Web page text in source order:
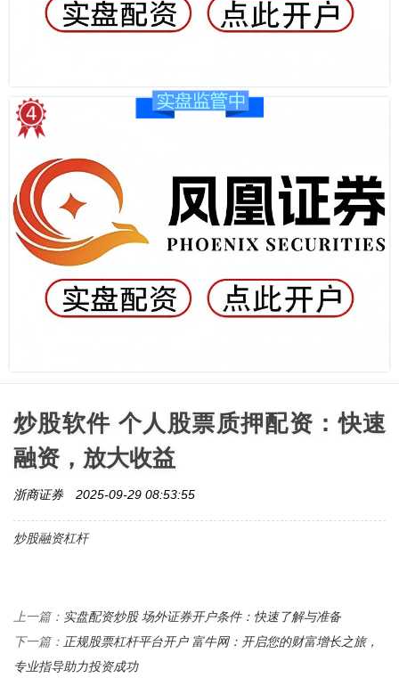
炒股软件 个人股票质押配资：快速
融资，放大收益
浙商证券 2025-09-29 08:53:55
炒股融资杠杆
上一篇： 实盘配资炒股 场外证券开户条件：快速了解与准备
下一篇： 正规股票杠杆平台开户 富牛网：开启您的财富增长之旅，
专业指导助力投资成功